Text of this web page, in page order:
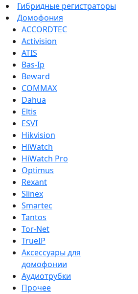
Гибридные регистраторы
Домофония
ACCORDTEC
Activision
ATIS
Bas-Ip
Beward
COMMAX
Dahua
Eltis
ESVI
Hikvision
HiWatch
HiWatch Pro
Optimus
Rexant
Slinex
Smartec
Tantos
Tor-Net
TrueIP
Аксессуары для
домофонии
Аудиотрубки
Прочее